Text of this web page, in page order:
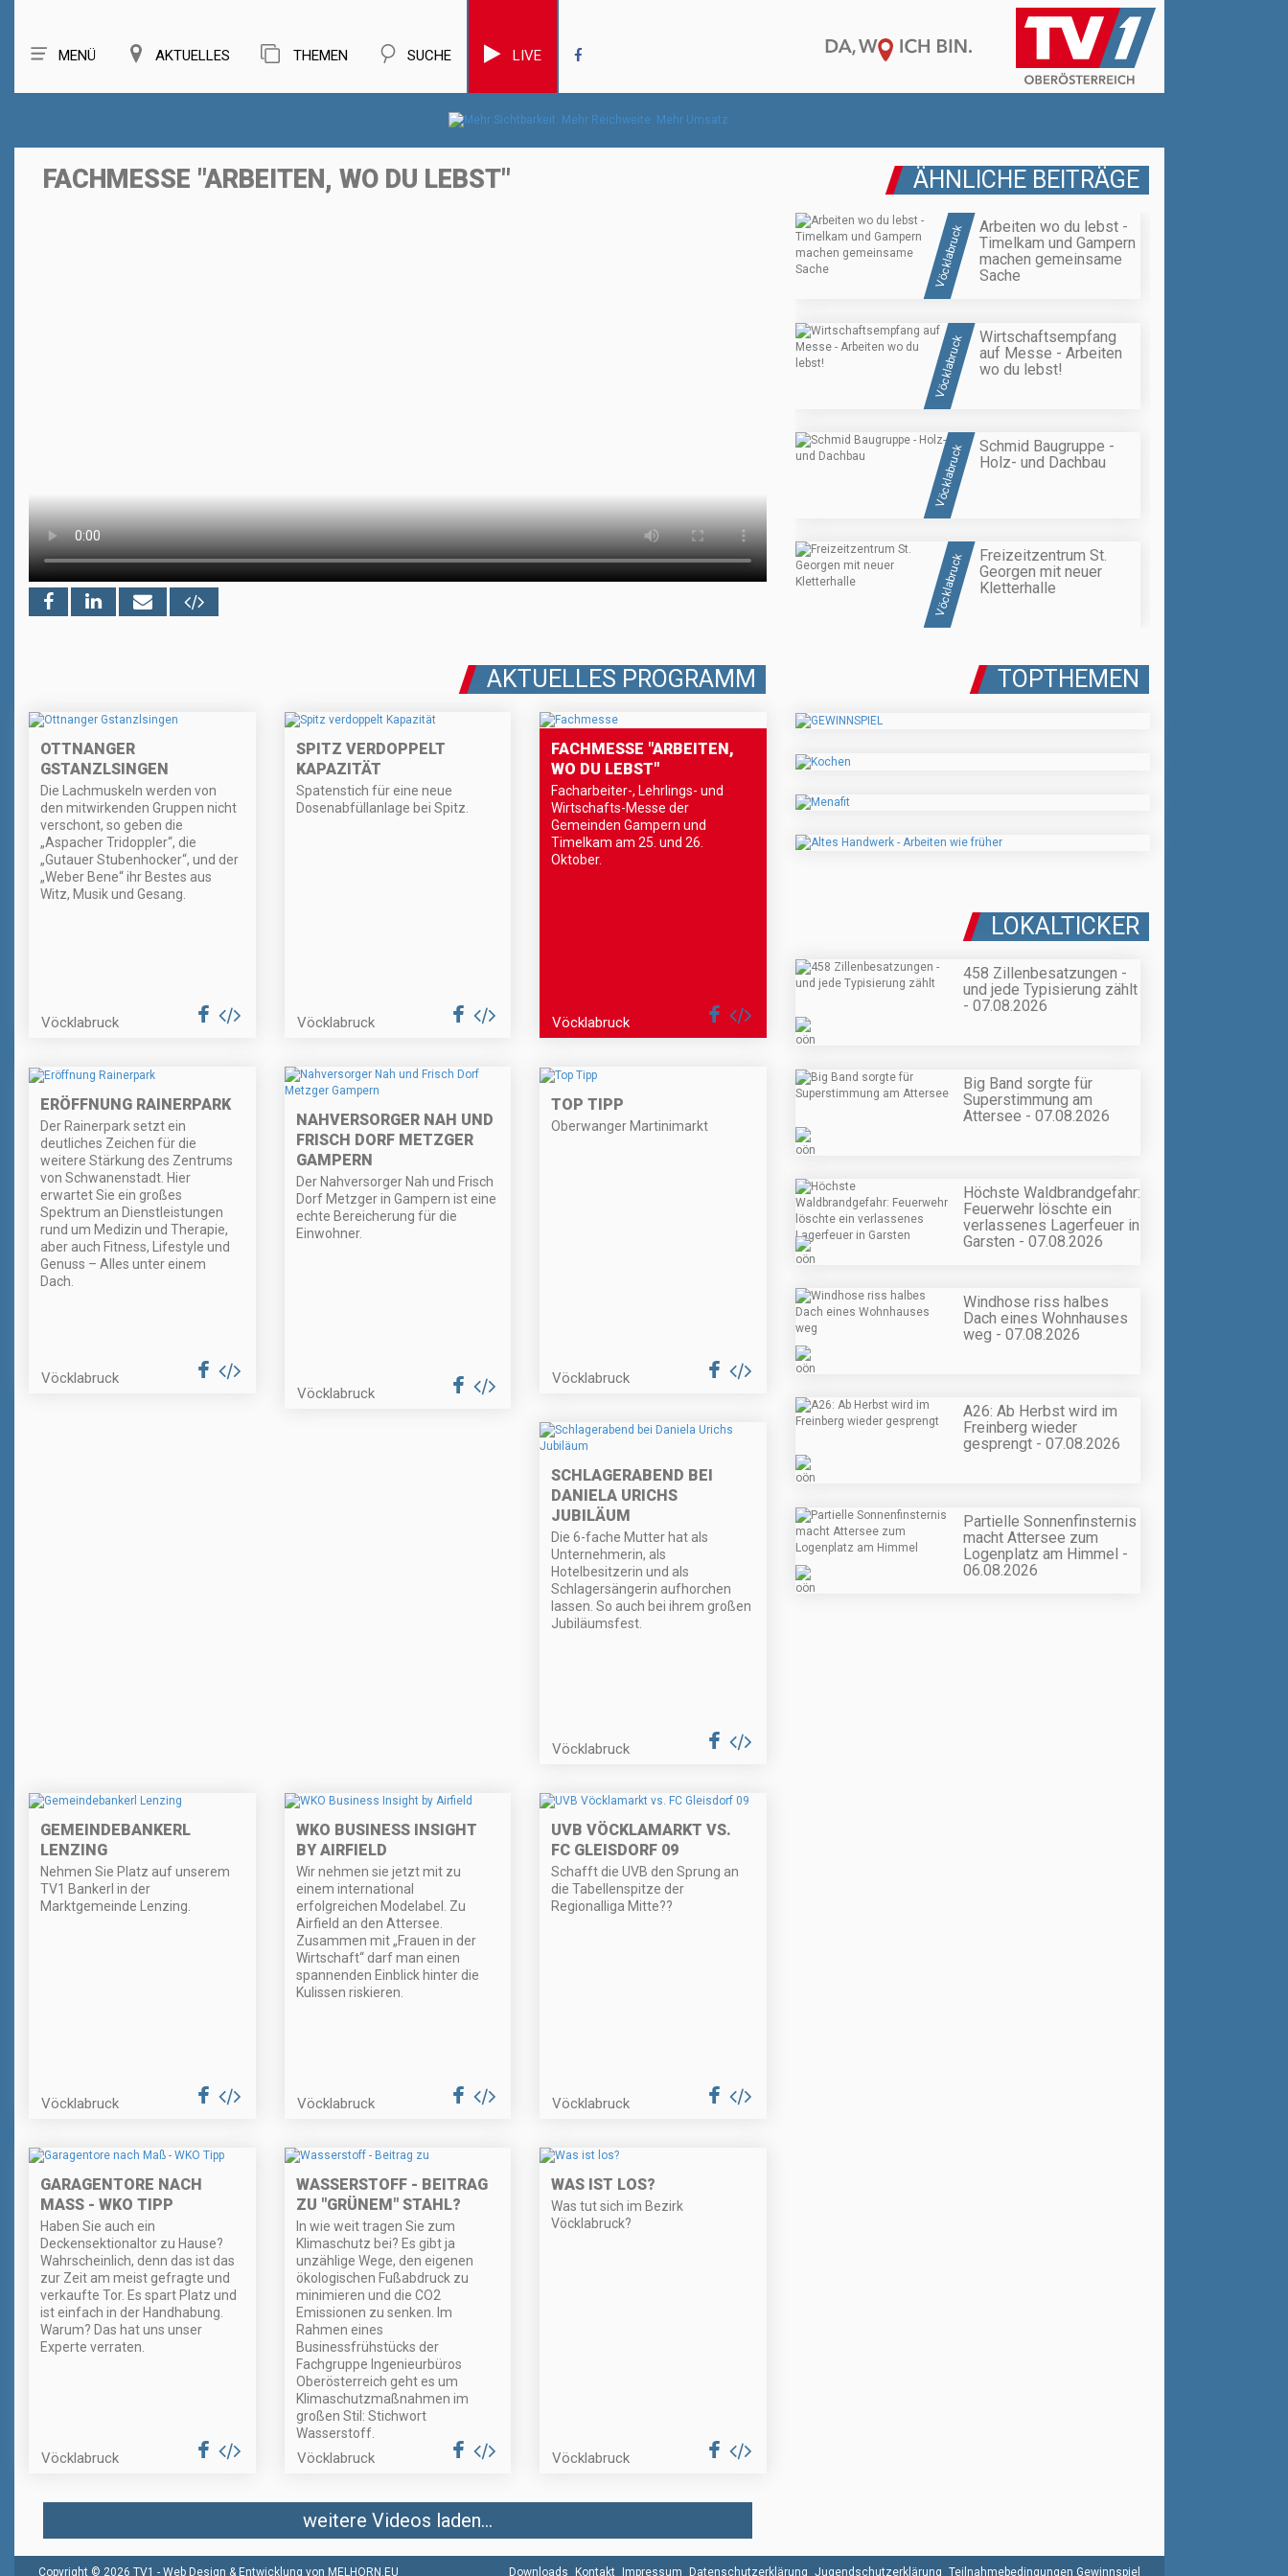
MENÜ AKTUELLES THEMEN SUCHE LIVE
FACHMESSE "ARBEITEN, WO DU LEBST" ÄHNLICHE BEITRÄGE
Vöcklabruck
Arbeiten wo du lebst -
Timelkam und Gampern
machen gemeinsame
Sache
Vöcklabruck
Wirtschaftsempfang
auf Messe - Arbeiten
wo du lebst!
Vöcklabruck
Schmid Baugruppe -
Holz- und Dachbau
Vöcklabruck
Freizeitzentrum St.
Georgen mit neuer
Kletterhalle
AKTUELLES PROGRAMM
OTTNANGER
GSTANZLSINGEN
Die Lachmuskeln werden von
den mitwirkenden Gruppen nicht
verschont, so geben die
„Aspacher Tridoppler“, die
„Gutauer Stubenhocker“, und der
„Weber Bene“ ihr Bestes aus
Witz, Musik und Gesang.
Vöcklabruck
SPITZ VERDOPPELT
KAPAZITÄT
Spatenstich für eine neue
Dosenabfüllanlage bei Spitz.
Vöcklabruck
FACHMESSE "ARBEITEN,
WO DU LEBST"
Facharbeiter-, Lehrlings- und
Wirtschafts-Messe der
Gemeinden Gampern und
Timelkam am 25. und 26.
Oktober.
Vöcklabruck
ERÖFFNUNG RAINERPARK
Der Rainerpark setzt ein
deutliches Zeichen für die
weitere Stärkung des Zentrums
von Schwanenstadt. Hier
erwartet Sie ein großes
Spektrum an Dienstleistungen
rund um Medizin und Therapie,
aber auch Fitness, Lifestyle und
Genuss – Alles unter einem
Dach.
Vöcklabruck
NAHVERSORGER NAH UND
FRISCH DORF METZGER
GAMPERN
Der Nahversorger Nah und Frisch
Dorf Metzger in Gampern ist eine
echte Bereicherung für die
Einwohner.
Vöcklabruck
TOP TIPP
Oberwanger Martinimarkt
Vöcklabruck
SCHLAGERABEND BEI
DANIELA URICHS
JUBILÄUM
Die 6-fache Mutter hat als
Unternehmerin, als
Hotelbesitzerin und als
Schlagersängerin aufhorchen
lassen. So auch bei ihrem großen
Jubiläumsfest.
Vöcklabruck
GEMEINDEBANKERL
LENZING
Nehmen Sie Platz auf unserem
TV1 Bankerl in der
Marktgemeinde Lenzing.
Vöcklabruck
WKO BUSINESS INSIGHT
BY AIRFIELD
Wir nehmen sie jetzt mit zu
einem international
erfolgreichen Modelabel. Zu
Airfield an den Attersee.
Zusammen mit „Frauen in der
Wirtschaft“ darf man einen
spannenden Einblick hinter die
Kulissen riskieren.
Vöcklabruck
UVB VÖCKLAMARKT VS.
FC GLEISDORF 09
Schafft die UVB den Sprung an
die Tabellenspitze der
Regionalliga Mitte??
Vöcklabruck
GARAGENTORE NACH
MASS - WKO TIPP
Haben Sie auch ein
Deckensektionaltor zu Hause?
Wahrscheinlich, denn das ist das
zur Zeit am meist gefragte und
verkaufte Tor. Es spart Platz und
ist einfach in der Handhabung.
Warum? Das hat uns unser
Experte verraten.
Vöcklabruck
WASSERSTOFF - BEITRAG
ZU "GRÜNEM" STAHL?
In wie weit tragen Sie zum
Klimaschutz bei? Es gibt ja
unzählige Wege, den eigenen
ökologischen Fußabdruck zu
minimieren und die CO2
Emissionen zu senken. Im
Rahmen eines
Businessfrühstücks der
Fachgruppe Ingenieurbüros
Oberösterreich geht es um
Klimaschutzmaßnahmen im
großen Stil: Stichwort
Wasserstoff.
Vöcklabruck
WAS IST LOS?
Was tut sich im Bezirk
Vöcklabruck?
Vöcklabruck
weitere Videos laden...
TOPTHEMEN
LOKALTICKER
458 Zillenbesatzungen -
und jede Typisierung zählt
- 07.08.2026
Big Band sorgte für
Superstimmung am
Attersee - 07.08.2026
Höchste Waldbrandgefahr:
Feuerwehr löschte ein
verlassenes Lagerfeuer in
Garsten - 07.08.2026
Windhose riss halbes
Dach eines Wohnhauses
weg - 07.08.2026
A26: Ab Herbst wird im
Freinberg wieder
gesprengt - 07.08.2026
Partielle Sonnenfinsternis
macht Attersee zum
Logenplatz am Himmel -
06.08.2026
Copyright © 2026 TV1 - Web Design & Entwicklung von MELHORN.EU Downloads Kontakt Impressum Datenschutzerklärung Jugendschutzerklärung Teilnahmebedingungen Gewinnspiel